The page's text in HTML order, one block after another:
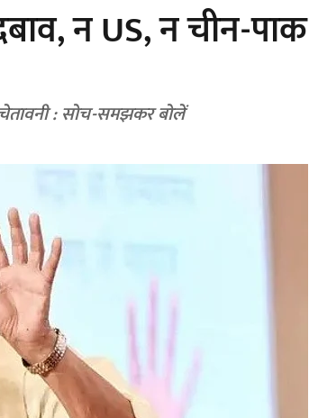
न US, न चीन-पाक
: सोच-समझकर बोलें